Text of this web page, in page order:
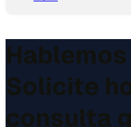
Solicite
consulta